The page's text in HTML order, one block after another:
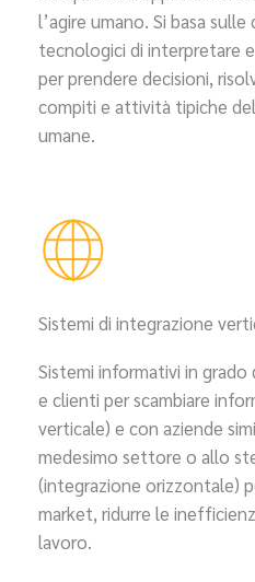
l’agire umano. Si basa
tecnologici di interpretare
per prendere decisioni,
compiti e attività tipiche
umane.
Sistemi di integrazione
Sistemi informativi in
e clienti per scambiare
verticale) e con aziende
medesimo settore o allo
(integrazione orizzontale)
market, ridurre le
lavoro.